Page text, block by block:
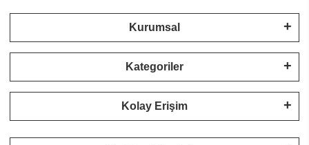
Kurumsal
Kategoriler
Kolay Erişim